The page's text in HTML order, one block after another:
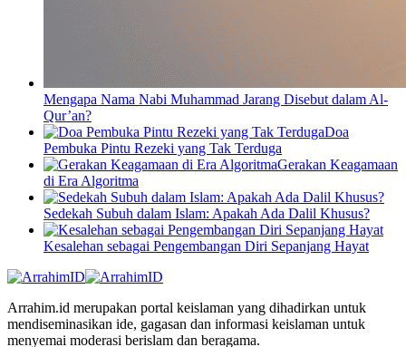
Mengapa Nama Nabi Muhammad Jarang Disebut dalam Al-
Qur’an?
Doa
Pembuka Pintu Rezeki yang Tak Terduga
Gerakan Keagamaan
di Era Algoritma
Sedekah Subuh dalam Islam: Apakah Ada Dalil Khusus?
Kesalehan sebagai Pengembangan Diri Sepanjang Hayat
Arrahim.id merupakan portal keislaman yang dihadirkan untuk
mendiseminasikan ide, gagasan dan informasi keislaman untuk
menyemai moderasi berislam dan beragama.